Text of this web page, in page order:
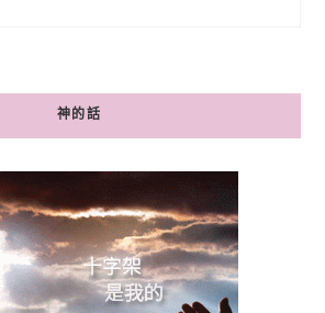
神的話